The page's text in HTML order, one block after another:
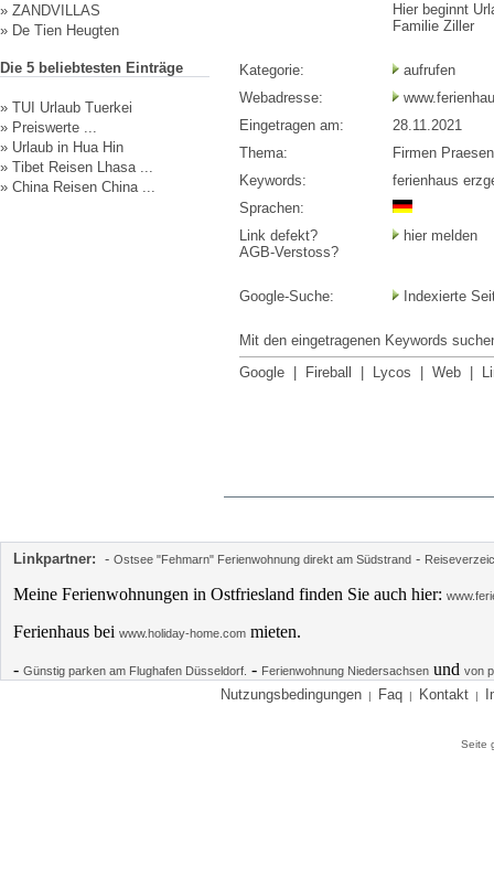
» ZANDVILLAS
» De Tien Heugten
Die 5 beliebtesten Einträge
» TUI Urlaub Tuerkei
» Preiswerte ...
» Urlaub in Hua Hin
» Tibet Reisen Lhasa ...
» China Reisen China ...
Hier beginnt
Familie Ziller
Kategorie:
aufrufen
Webadresse:
Eingetragen am:
28.11.2021
Thema:
Firmen
Keywords:
ferienhaus
Sprachen:
Link defekt?
AGB-Verstoss?
hier melden
Google-Suche: Indexierte
Mit den eingetragenen Keywords
Google
Fireball Lycos Web
Linkpartner: - Ostsee "Fehmarn" Ferienwohnung direkt am Südstrand -
Meine Ferienwohnungen in Ostfriesland finden Sie auch hier:
Ferienhaus bei www.holiday-home.com mieten.
- Günstig parken am Flughafen Düsseldorf. - Ferienwohnung Niedersachsen und von
Nutzungsbedingungen | Faq | Kontakt |
Seite